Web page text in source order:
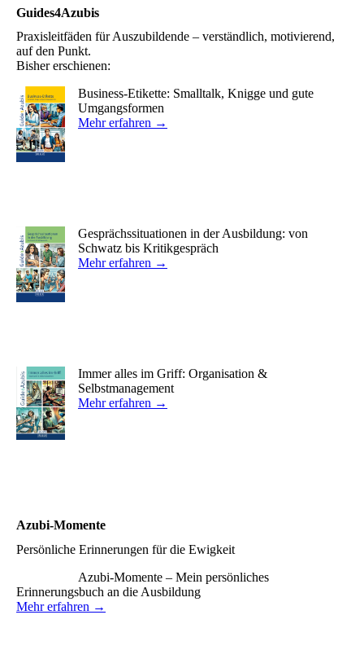
Guides4Azubis
Praxisleitfäden für Auszubildende – verständlich, motivierend,
auf den Punkt.
Bisher erschienen:
Business-Etikette: Smalltalk, Knigge und gute
Umgangsformen
Mehr erfahren →
Gesprächssituationen in der Ausbildung: von
Schwatz bis Kritikgespräch
Mehr erfahren →
Immer alles im Griff: Organisation &
Selbstmanagement
Mehr erfahren →
Azubi-Momente
Persönliche Erinnerungen für die Ewigkeit
Azubi-Momente – Mein persönliches
Erinnerungsbuch an die Ausbildung
Mehr erfahren →